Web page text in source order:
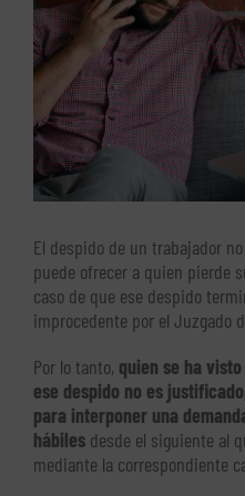
grande
El despido de un trabajador
puede ofrecer a quien pierde
caso de que ese despido
improcedente por el Juzgado
Por lo tanto, quien se ha
ese despido no es
para interponer una
hábiles desde el siguiente al
mediante la correspondiente